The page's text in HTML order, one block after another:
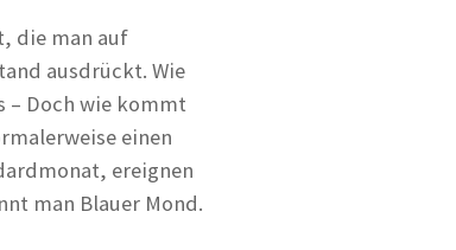
die man auf
ausdrückt. Wie
– Doch wie kommt
einen
ereignen
man Blauer Mond.